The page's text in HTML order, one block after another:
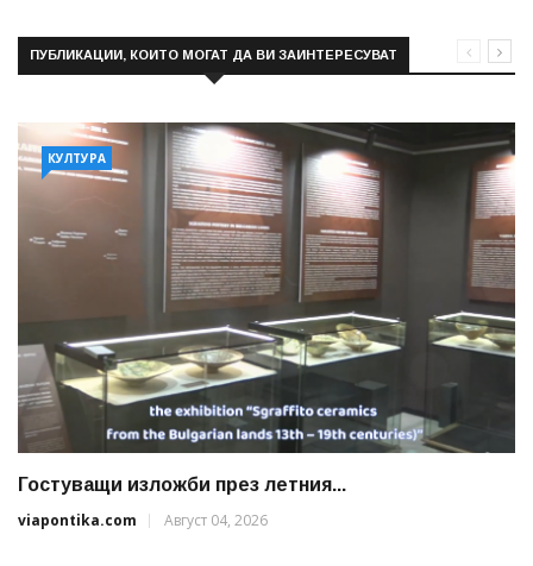
ПУБЛИКАЦИИ, КОИТО МОГАТ ДА ВИ ЗАИНТЕРЕСУВАТ
КУЛТУРА
Гостуващи изложби през летния...
viapontika.com
Август 04, 2026